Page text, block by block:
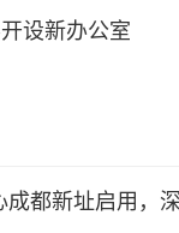
设新办公室
都新址启用，